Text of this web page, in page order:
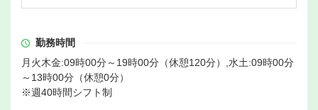
勤務時間
月火木金:09時00分～19時00分（休憩120分）,水土:09時00分
～13時00分（休憩0分）
※週40時間シフト制